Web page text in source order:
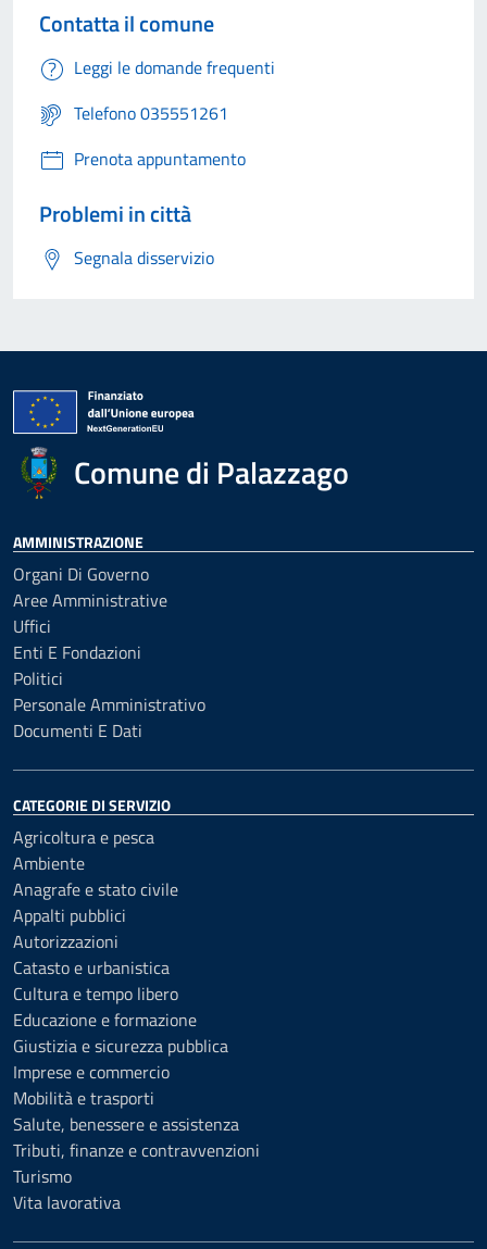
Contatta il comune
Leggi le domande frequenti
Telefono 035551261
Prenota appuntamento
Problemi in città
Segnala disservizio
Comune di Palazzago
AMMINISTRAZIONE
Organi Di Governo
Aree Amministrative
Uffici
Enti E Fondazioni
Politici
Personale Amministrativo
Documenti E Dati
CATEGORIE DI SERVIZIO
Agricoltura e pesca
Ambiente
Anagrafe e stato civile
Appalti pubblici
Autorizzazioni
Catasto e urbanistica
Cultura e tempo libero
Educazione e formazione
Giustizia e sicurezza pubblica
Imprese e commercio
Mobilità e trasporti
Salute, benessere e assistenza
Tributi, finanze e contravvenzioni
Turismo
Vita lavorativa